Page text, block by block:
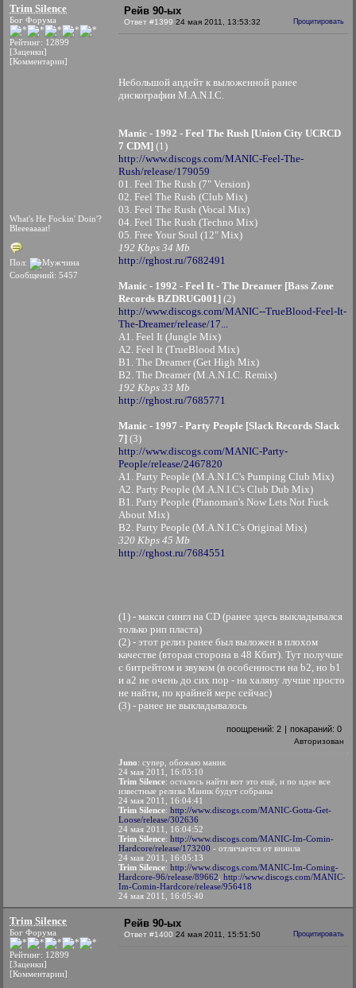
Trim Silence
Бог Форума
Рейтинг: 12899
[Заценки]
[Комментарии]
What's He Fockin' Doin'?
Bleeeaaaat!
Пол:
Сообщений: 5457
Рейв 90-ых
Ответ #1399 24 мая 2011, 13:53:32 Процитировать
Небольшой апдейт к выложенной ранее
дискографии M.A.N.I.C.
Manic - 1992 - Feel The Rush [Union City UCRCD
7 CDM] (1)
http://www.discogs.com/MANIC-Feel-The-
Rush/release/179059
01. Feel The Rush (7" Version)
02. Feel The Rush (Club Mix)
03. Feel The Rush (Vocal Mix)
04. Feel The Rush (Techno Mix)
05. Free Your Soul (12" Mix)
192 Kbps 34 Mb
http://rghost.ru/7682491
Manic - 1992 - Feel It - The Dreamer [Bass Zone
Records BZDRUG001] (2)
http://www.discogs.com/MANIC--TrueBlood-Feel-It-
The-Dreamer/release/17...
A1. Feel It (Jungle Mix)
A2. Feel It (TrueBlood Mix)
B1. The Dreamer (Get High Mix)
B2. The Dreamer (M.A.N.I.C. Remix)
192 Kbps 33 Mb
http://rghost.ru/7685771
Manic - 1997 - Party People [Slack Records Slack
7] (3)
http://www.discogs.com/MANIC-Party-
People/release/2467820
A1. Party People (M.A.N.I.C's Pumping Club Mix)
A2. Party People (M.A.N.I.C's Club Dub Mix)
B1. Party People (Pianoman's Now Lets Not Fuck
About Mix)
B2. Party People (M.A.N.I.C's Original Mix)
320 Kbps 45 Mb
http://rghost.ru/7684551
(1) - макси сингл на CD (ранее здесь выкладывался
только рип пласта)
(2) - этот релиз ранее был выложен в плохом
качестве (вторая сторона в 48 Кбит). Тут получше
с битрейтом и звуком (в особенности на b2, но b1
и a2 не очень до сих пор - на халяву лучше просто
не найти, по крайней мере сейчас)
(3) - ранее не выкладывалось
поощрений: 2 | покараний: 0
Авторизован
Juno: супер, обожаю маник
24 мая 2011, 16:03:10
Trim Silence: осталось найти вот это ещё, и по идее все
известные релизы Маник будут собраны
24 мая 2011, 16:04:41
Trim Silence: http://www.discogs.com/MANIC-Gotta-Get-
Loose/release/302636
24 мая 2011, 16:04:52
Trim Silence: http://www.discogs.com/MANIC-Im-Comin-
Hardcore/release/173200 - отличается от винила
24 мая 2011, 16:05:13
Trim Silence: http://www.discogs.com/MANIC-Im-Coming-
Hardcore-96/release/89662 http://www.discogs.com/MANIC-
Im-Comin-Hardcore/release/956418
24 мая 2011, 16:05:40
Trim Silence
Бог Форума
Рейтинг: 12899
[Заценки]
[Комментарии]
Рейв 90-ых
Ответ #1400 24 мая 2011, 15:51:50 Процитировать